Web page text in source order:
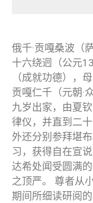
俄千·贡嘎桑波（
十六绕迥（公元
（成就功德），
贡嘎仁千（元朝·
九岁出家，由夏
律仪，并直到二
外还分别参拜堪
习，获得自在宣
达希处闻受圆满
之顶严。 尊者从
期间所细读研阅